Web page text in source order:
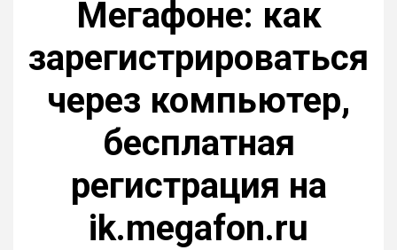
Мегафоне: как
зарегистрироваться
через компьютер,
бесплатная
регистрация на
ik.megafon.ru